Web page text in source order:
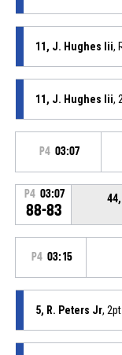
11, J. Hughes Iii,
11, J. Hughes Iii,
P4 03:07
P4 03:07
88-83
P4 03:15
5, R. Peters Jr,